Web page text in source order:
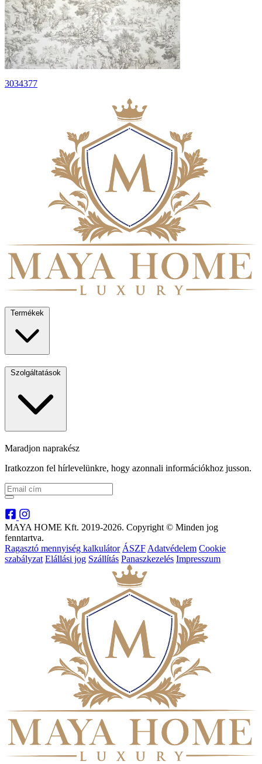
3034377
Termékek
Szolgáltatások
Maradjon naprakész
Iratkozzon fel hírlevelünkre, hogy azonnali információkhoz jusson.
MAYA HOME Kft. 2019-2026. Copyright © Minden jog
fenntartva.
Ragasztó mennyiség kalkulátor ÁSZF Adatvédelem Cookie
szabályzat Elállási jog Szállítás Panaszkezelés Impresszum